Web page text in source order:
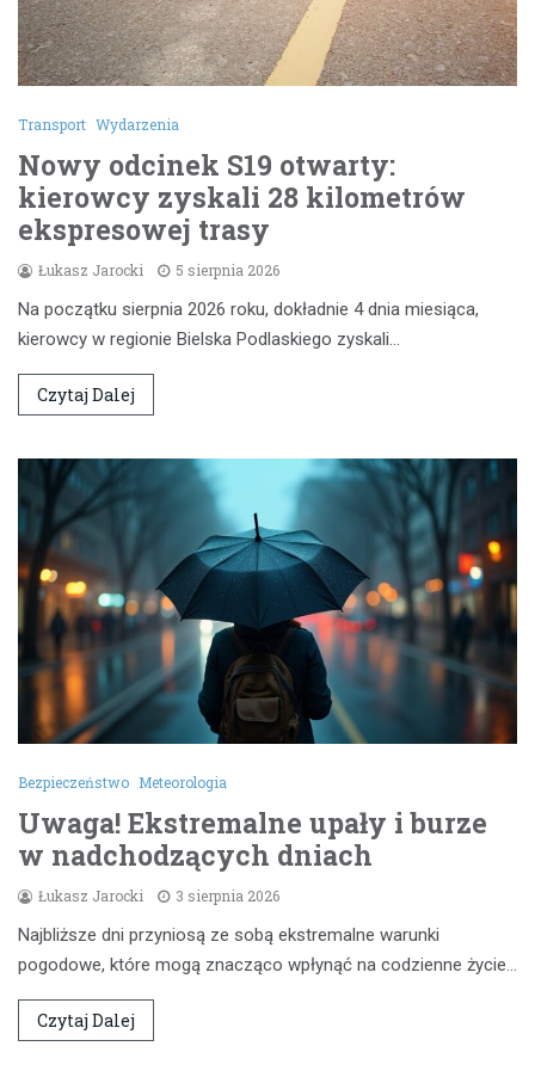
Transport Wydarzenia
Nowy odcinek S19 otwarty:
kierowcy zyskali 28 kilometrów
ekspresowej trasy
Łukasz Jarocki 5 sierpnia 2026
Na początku sierpnia 2026 roku, dokładnie 4 dnia miesiąca,
kierowcy w regionie Bielska Podlaskiego zyskali…
Czytaj Dalej
Bezpieczeństwo Meteorologia
Uwaga! Ekstremalne upały i burze
w nadchodzących dniach
Łukasz Jarocki 3 sierpnia 2026
Najbliższe dni przyniosą ze sobą ekstremalne warunki
pogodowe, które mogą znacząco wpłynąć na codzienne życie…
Czytaj Dalej